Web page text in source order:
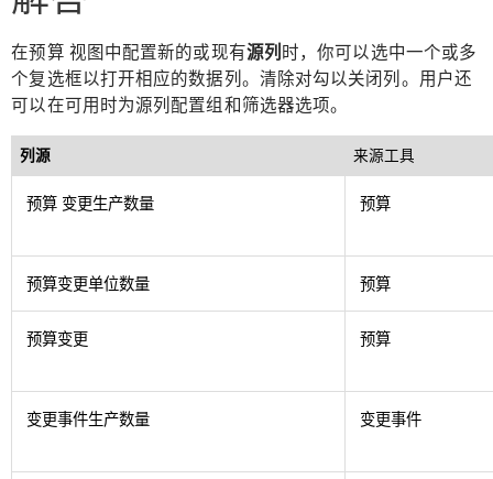
在预算 视图中配置新的或现有源列 时，你可以选中一个或多
个复选框以打开相应的数据列。清除对勾以关闭列。用户还
可以在可用时为源列配置组和筛选器选项。
列源 来源工具
预算 变更生产数量 预算
预算变更单位数量 预算
预算变更 预算
变更事件生产数量 变更事件